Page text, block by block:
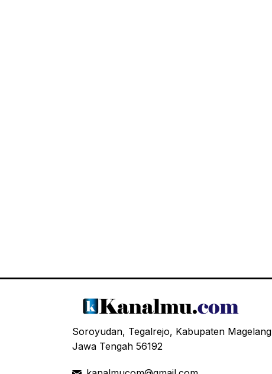
Soroyudan, Tegalrejo, Kabupaten Magelang
Jawa Tengah 56192